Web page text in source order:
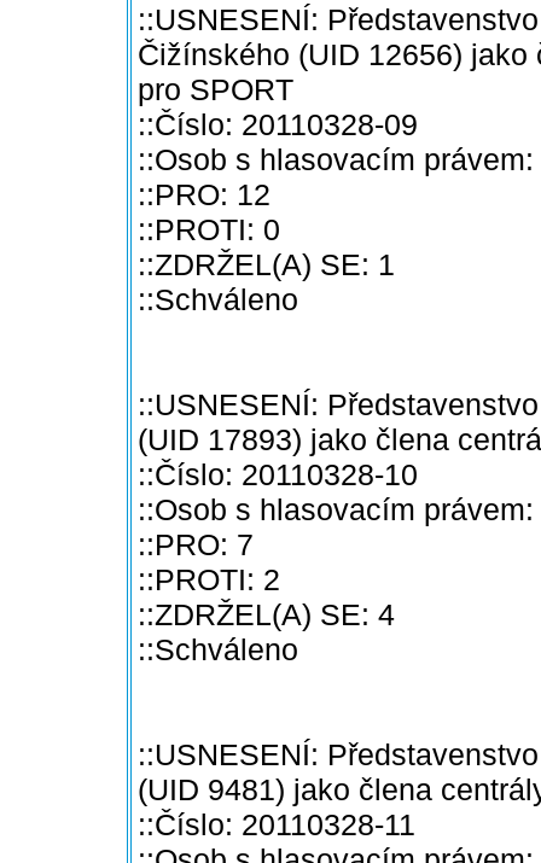
::USNESENÍ:
Čižínského (UID 12656)
pro SPORT
::Číslo: 20110328-09
::Osob s hlasovacím právem:
::PRO: 12
::PROTI: 0
::ZDRŽEL(A) SE: 1
::Schváleno
::USNESENÍ:
(UID 17893) jako člena
::Číslo: 20110328-10
::Osob s hlasovacím právem:
::PRO: 7
::PROTI: 2
::ZDRŽEL(A) SE: 4
::Schváleno
::USNESENÍ:
(UID 9481) jako člena
::Číslo: 20110328-11